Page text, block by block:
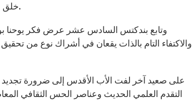
خلق الإنسان قد وُسم نوع من التشابه مع الشركة الإلهية” (كرامة المرأة 7).
والاكتفاء التام بالذات يقعان في أشراك نوع من تحقيق
التقدم العلمي الحديث وعناصر الحس الثقافي